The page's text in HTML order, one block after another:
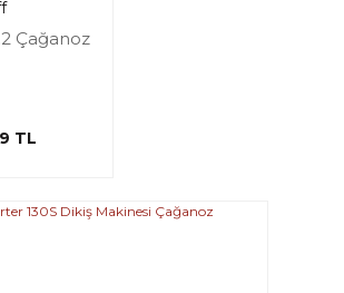
Çağanoz
TL